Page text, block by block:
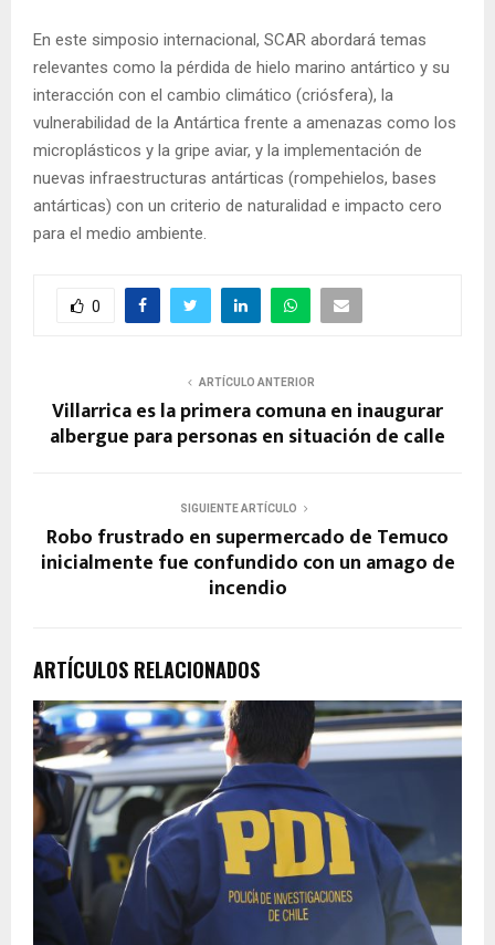
En este simposio internacional, SCAR abordará temas
relevantes como la pérdida de hielo marino antártico y su
interacción con el cambio climático (criósfera), la
vulnerabilidad de la Antártica frente a amenazas como los
microplásticos y la gripe aviar, y la implementación de
nuevas infraestructuras antárticas (rompehielos, bases
antárticas) con un criterio de naturalidad e impacto cero
para el medio ambiente.
0
ARTÍCULO ANTERIOR
Villarrica es la primera comuna en inaugurar
albergue para personas en situación de calle
SIGUIENTE ARTÍCULO
Robo frustrado en supermercado de Temuco
inicialmente fue confundido con un amago de
incendio
ARTÍCULOS RELACIONADOS